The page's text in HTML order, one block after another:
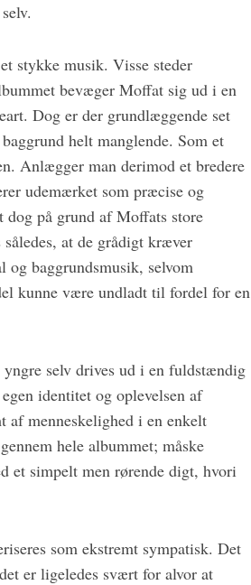
stykke musik. Visse steder
bevæger Moffat sig ud i en
Dog er der grundlæggende set
helt manglende. Som et
Anlægger man derimod et bredere
udemærket som præcise og
på grund af Moffats store
at de grådigt kræver
og baggrundsmusik, selvom
kunne være undladt til fordel for en
selv drives ud i en fuldstændig
identitet og oplevelsen af
menneskelighed i en enkelt
hele albummet; måske
et simpelt men rørende digt, hvori
som ekstremt sympatisk. Det
er ligeledes svært for alvor at